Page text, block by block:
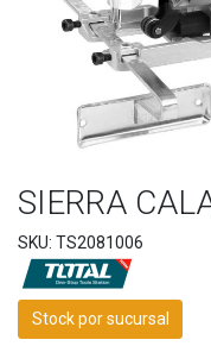
SIERRA
SKU: TS2081006
Stock por sucursal